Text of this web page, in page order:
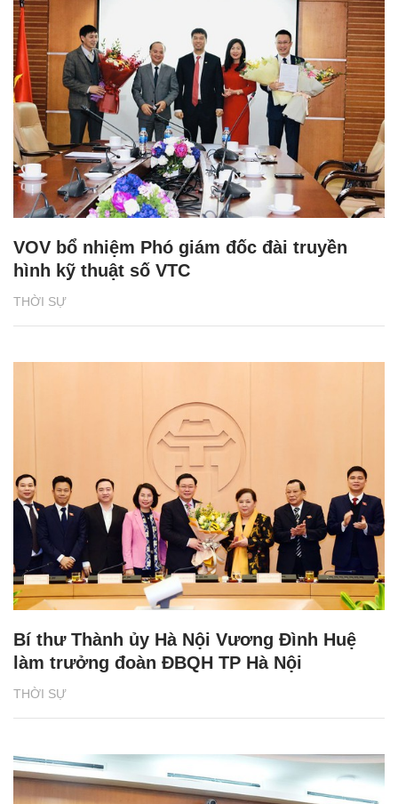
THỜI SỰ
VOV bổ nhiệm Phó giám đốc đài truyền
hình kỹ thuật số VTC
THỜI SỰ
Bí thư Thành ủy Hà Nội Vương Đình Huệ
làm trưởng đoàn ĐBQH TP Hà Nội